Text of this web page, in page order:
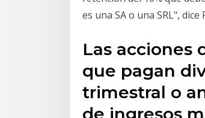
es una SA o una SRL",
Las acciones
que pagan
trimestral o
de ingresos